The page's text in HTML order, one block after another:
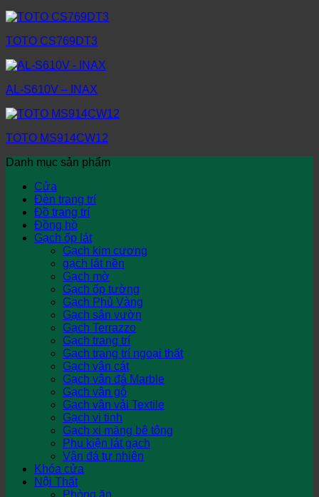
TOTO CS769DT3
AL-S610V – INAX
TOTO MS914CW12
Danh mục sản phẩm
Cửa
Đèn trang trí
Đồ trang trí
Đồng hồ
Gạch ốp lát
Gạch kim cương
gạch lát nền
Gạch mờ
Gạch ốp tường
Gạch Phủ Vàng
Gạch sân vườn
Gạch Terrazzo
Gạch trang trí
Gạch trang trí ngoại thất
Gạch vân cát
Gạch vân đá Marble
Gạch vân gỗ
Gạch vân vải Textile
Gạch vi tinh
Gạch xi măng bê tông
Phụ kiện lát gạch
Vân đá tự nhiên
Khóa cửa
Nội Thất